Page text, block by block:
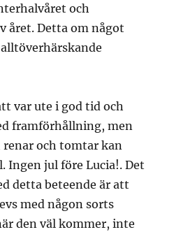
och
året. Detta om något
var ute i god tid och
framförhållning, men
och tomtar kan
Ingen jul före Lucia!. Det
detta beteende är att
med någon sorts
den väl kommer, inte